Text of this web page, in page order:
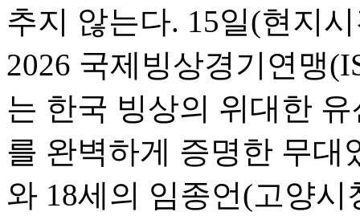
추지 않는다. 15일(현지
2026 국제빙상경기연맹
는 한국 빙상의 위대한
를 완벽하게 증명한 무대
와 18세의 임종언(고양